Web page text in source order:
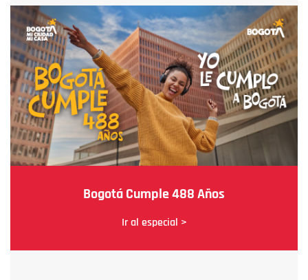
Bogotá Cumple 488 Años
Ir al especial >